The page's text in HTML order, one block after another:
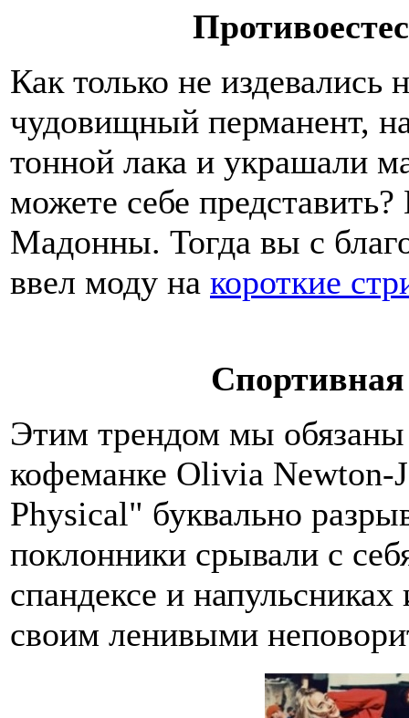
Как только не издевались
чудовищный перманент,
тонной лака и украшали
можете себе
Мадонны. Тогда вы с
ввел моду на короткие
Этим трендом мы обязаны
кофеманке Olivia Newton-
Physical" буквально
поклонники срывали с
спандексе и
своим ленивыми